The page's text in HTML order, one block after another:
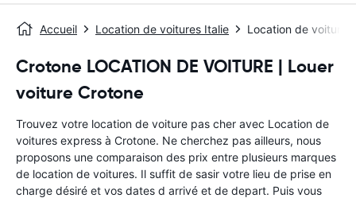
Accueil Location de voitures Italie Location de voitures
Crotone LOCATION DE VOITURE | Louer
voiture Crotone
Trouvez votre location de voiture pas cher avec Location de
voitures express à Crotone. Ne cherchez pas ailleurs, nous
proposons une comparaison des prix entre plusieurs marques
de location de voitures. Il suffit de sasir votre lieu de prise en
charge désiré et vos dates d arrivé et de depart. Puis vous